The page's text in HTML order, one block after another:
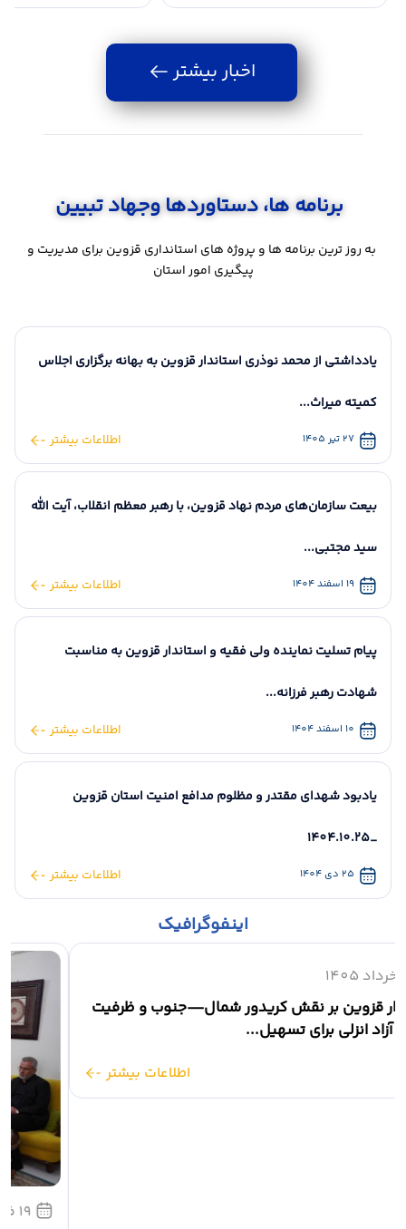
اخبار بیشتر
15 مرداد 1405
پیام استاندار قزوین به مناسبت
شانزدهم مرداد، سالروز تأسیس
شانزدهم مرداد، سالروز تأسیس
جهاد دانشگاهی،...
15 مرداد 1405
ایران پس از جنگ،
مردم قزوین در
به منظور
16 مرداد 1405
پیام فرماندار قزوین به مناسبت
۱۷ مرداد، روز خبرنگار؛ تجلیل از
مرداد، روز...
16 مرداد 1405
پیام فرماندار
به مناسبت
تشکیل جهاد...
آیین راه‌اندازی «موکب شهدای دولت» در قزوین
حضور استاندار قزوین در مراسم یادبود شهیده حنانه علیزاده
برنامه ها، دستاوردها وجهاد تبیین
به روز ترین برنامه ها و پروژه های استانداری قزوین برای مدیریت و
پیگیری امور استان
یادداشتی از محمد نوذری استاندار قزوین به بهانه برگزاری اجلاس
کمیته میراث...
27 تیر 1405 اطلاعات بیشتر
بیعت سازمان‌های مردم نهاد قزوین، با رهبر معظم انقلاب، آیت الله
سید مجتبی...
19 اسفند 1404 اطلاعات بیشتر
پیام تسلیت نماینده ولی فقیه و استاندار قزوین به مناسبت
شهادت رهبر فرزانه...
10 اسفند 1404 اطلاعات بیشتر
یادبود شهدای مقتدر و مظلوم مدافع امنیت استان قزوین
_1404.10.25
25 دی 1404 اطلاعات بیشتر
اینفوگرافیک
01 خرداد 1405
استاندار قزوین بر نقش کریدور شمال—جنوب و ظرفیت
منطقه آزاد انزلی برای تسهیل...
اطلاعات بیشتر